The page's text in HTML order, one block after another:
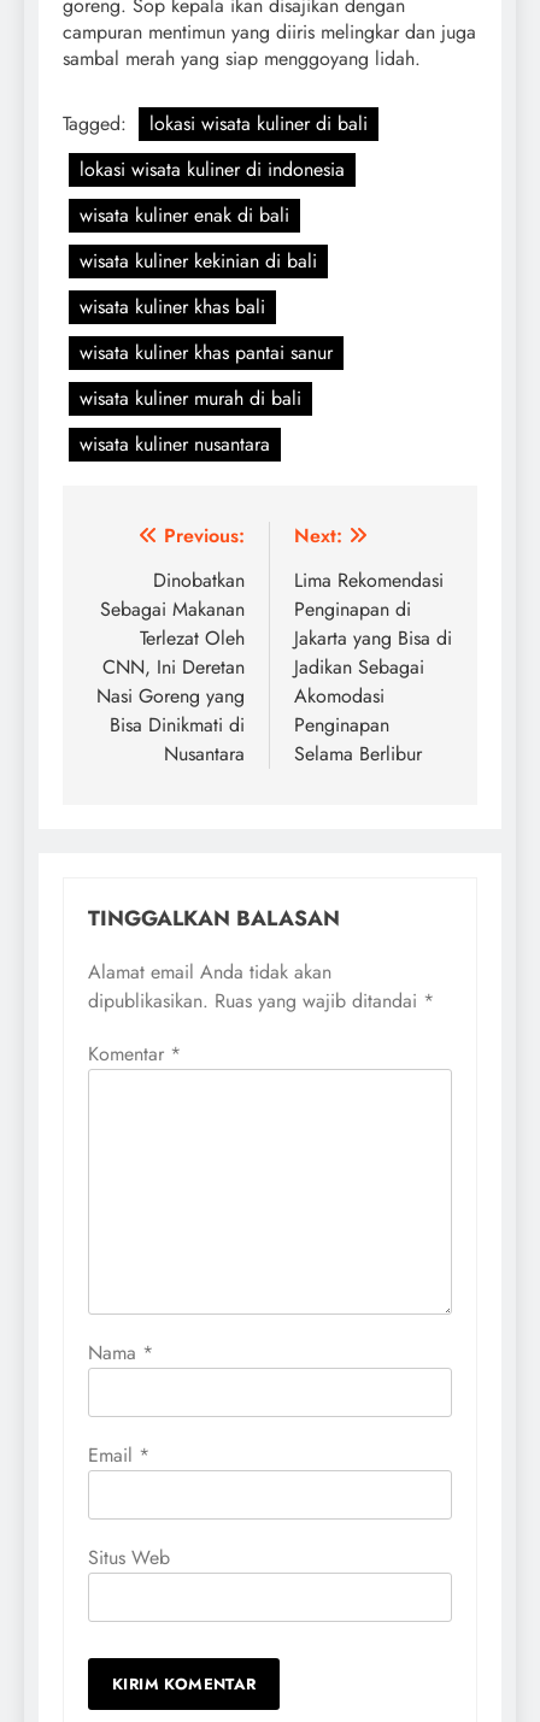
goreng. Sop kepala ikan disajikan dengan
campuran mentimun yang diiris melingkar dan juga
sambal merah yang siap menggoyang lidah.
Tagged:
lokasi wisata kuliner di bali
lokasi wisata kuliner di indonesia
wisata kuliner enak di bali
wisata kuliner kekinian di bali
wisata kuliner khas bali
wisata kuliner khas pantai sanur
wisata kuliner murah di bali
wisata kuliner nusantara
NavigasiPrevious:
Dinobatkan
Sebagai Makanan
Terlezat Oleh
CNN, Ini Deretan
Nasi Goreng yang
Bisa Dinikmati di
Nusantara
Next:
Lima Rekomendasi
Penginapan di
Jakarta yang Bisa di
Jadikan Sebagai
Akomodasi
Penginapan
Selama Berlibur
TINGGALKAN BALASAN
Alamat email Anda tidak akan
dipublikasikan. Ruas yang wajib ditandai *
Komentar *
Nama *
Email *
Situs Web